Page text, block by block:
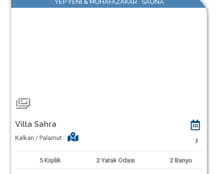
YEP YENI & MUHAFAZAKAR SAUNA
Villa Sahra
Kalkan / Palamut 1
5 Kişilik 2 Yatak Odası 2 Banyo